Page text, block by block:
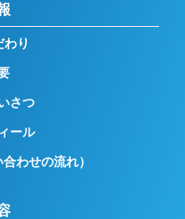
わり
さつ
ール
わせの流れ）